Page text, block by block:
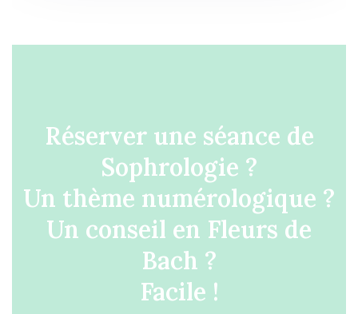
Réserver une séance de
Sophrologie ?
Un thème numérologique ?
Un conseil en Fleurs de
Bach ?
Facile !